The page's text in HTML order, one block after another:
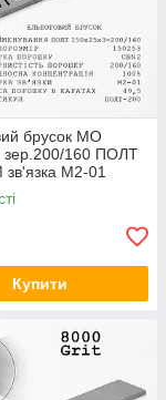
брусок МО
зер.200/160 ПОЛТ
М2-01
Купити